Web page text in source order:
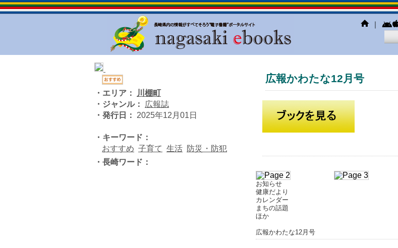
｜
広報かわたな12月号
・エリア：
川棚町
・ジャンル：
広報誌
・発行日：
2025年12月01日
・キーワード：
おすすめ 子育て 生活 防災・防犯
・長崎ワード：
お知らせ
健康だより
カレンダー
まちの話題
ほか
広報かわたな12月号